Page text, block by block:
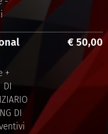
+
DI
DI
€ 50,00